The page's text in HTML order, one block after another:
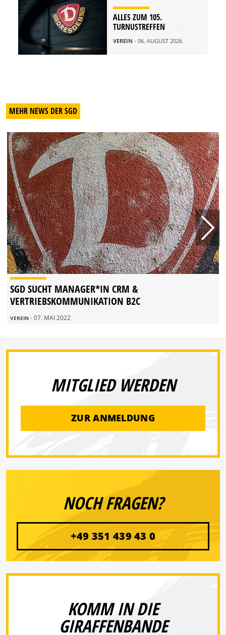
ALLES ZUM 105.
TURNUSTREFFEN
VEREIN - 06. AUGUST 2026
MEHR NEWS DER SGD
SGD SUCHT MANAGER*IN CRM &
VERTRIEBSKOMMUNIKATION B2C
VEREIN - 07. MAI 2022
MITGLIED WERDEN
ZUR ANMELDUNG
NOCH FRAGEN?
+49 351 439 43 0
KOMM IN DIE
GIRAFFENBANDE